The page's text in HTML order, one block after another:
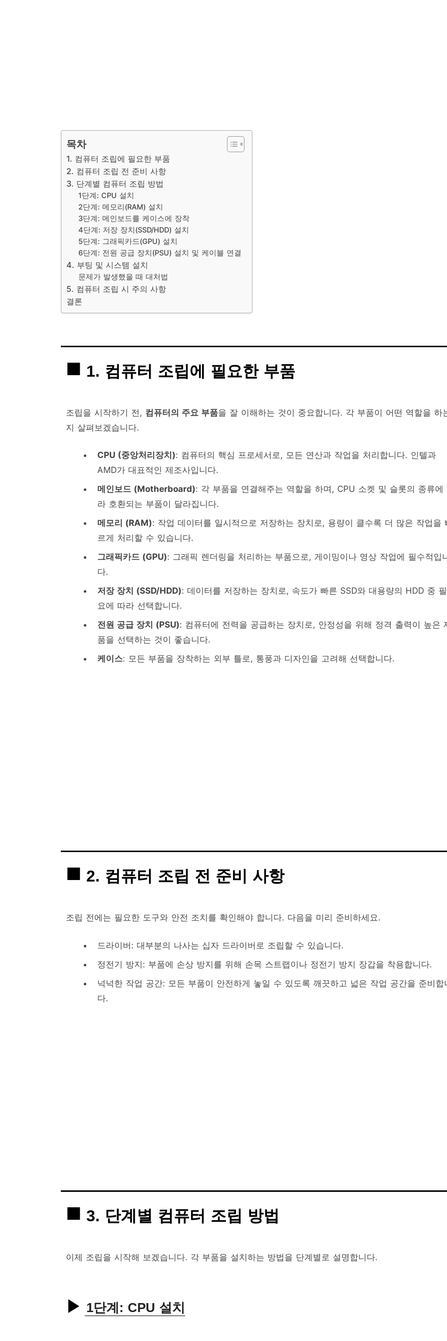
목차
1. 컴퓨터 조립에 필요한 부품
2. 컴퓨터 조립 전 준비 사항
3. 단계별 컴퓨터 조립 방법
1단계: CPU 설치
2단계: 메모리(RAM) 설치
3단계: 메인보드를 케이스에 장착
4단계: 저장 장치(SSD/HDD) 설치
5단계: 그래픽카드(GPU) 설치
6단계: 전원 공급 장치(PSU) 설치 및 케이블 연결
4. 부팅 및 시스템 설치
문제가 발생했을 때 대처법
5. 컴퓨터 조립 시 주의 사항
결론
1. 컴퓨터 조립에 필요한 부품
조립을 시작하기 전, 컴퓨터의 주요 부품을 잘 이해하는 것이 중요합니다. 각 부품이 어떤 역할을 하
지 살펴보겠습니다.
CPU (중앙처리장치): 컴퓨터의 핵심 프로세서로, 모든 연산과 작업을 처리합니다. 인텔과
AMD가 대표적인 제조사입니다.
메인보드 (Motherboard): 각 부품을 연결해주는 역할을 하며, CPU 소켓 및 슬롯의 종류에
라 호환되는 부품이 달라집니다.
메모리 (RAM): 작업 데이터를 일시적으로 저장하는 장치로, 용량이 클수록 더 많은 작업을
르게 처리할 수 있습니다.
그래픽카드 (GPU): 그래픽 렌더링을 처리하는 부품으로, 게이밍이나 영상 작업에 필수적입
다.
저장 장치 (SSD/HDD): 데이터를 저장하는 장치로, 속도가 빠른 SSD와 대용량의 HDD 중 필
요에 따라 선택합니다.
전원 공급 장치 (PSU): 컴퓨터에 전력을 공급하는 장치로, 안정성을 위해 정격 출력이 높은
품을 선택하는 것이 좋습니다.
케이스: 모든 부품을 장착하는 외부 틀로, 통풍과 디자인을 고려해 선택합니다.
2. 컴퓨터 조립 전 준비 사항
조립 전에는 필요한 도구와 안전 조치를 확인해야 합니다. 다음을 미리 준비하세요.
드라이버: 대부분의 나사는 십자 드라이버로 조립할 수 있습니다.
정전기 방지: 부품에 손상 방지를 위해 손목 스트랩이나 정전기 방지 장갑을 착용합니다.
넉넉한 작업 공간: 모든 부품이 안전하게 놓일 수 있도록 깨끗하고 넓은 작업 공간을 준비합
다.
3. 단계별 컴퓨터 조립 방법
이제 조립을 시작해 보겠습니다. 각 부품을 설치하는 방법을 단계별로 설명합니다.
1단계: CPU 설치